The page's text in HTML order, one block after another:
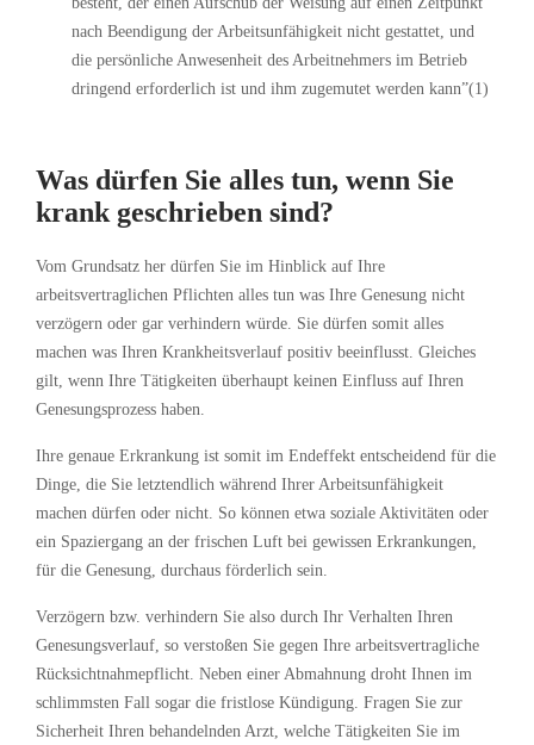
nach Beendigung der Arbeitsunfähigkeit nicht gestattet, und
die persönliche Anwesenheit des Arbeitnehmers im Betrieb
dringend erforderlich ist und ihm zugemutet werden kann”(1)
Was dürfen Sie alles tun, wenn Sie
krank geschrieben sind?
Vom Grundsatz her dürfen Sie im Hinblick auf Ihre
arbeitsvertraglichen Pflichten alles tun was Ihre Genesung nicht
verzögern oder gar verhindern würde. Sie dürfen somit alles
machen was Ihren Krankheitsverlauf positiv beeinflusst. Gleiches
gilt, wenn Ihre Tätigkeiten überhaupt keinen Einfluss auf Ihren
Genesungsprozess haben.
Ihre genaue Erkrankung ist somit im Endeffekt entscheidend für die
Dinge, die Sie letztendlich während Ihrer Arbeitsunfähigkeit
machen dürfen oder nicht. So können etwa soziale Aktivitäten oder
ein Spaziergang an der frischen Luft bei gewissen Erkrankungen,
für die Genesung, durchaus förderlich sein.
Verzögern bzw. verhindern Sie also durch Ihr Verhalten Ihren
Genesungsverlauf, so verstoßen Sie gegen Ihre arbeitsvertragliche
Rücksichtnahmepflicht. Neben einer Abmahnung droht Ihnen im
schlimmsten Fall sogar die fristlose Kündigung. Fragen Sie zur
Sicherheit Ihren behandelnden Arzt, welche Tätigkeiten Sie im